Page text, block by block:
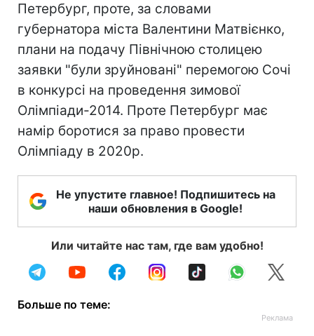
Петербург, проте, за словами
губернатора міста Валентини Матвієнко,
плани на подачу Північною столицею
заявки "були зруйновані" перемогою Сочі
в конкурсі на проведення зимової
Олімпіади-2014. Проте Петербург має
намір боротися за право провести
Олімпіаду в 2020р.
Не упустите главное! Подпишитесь на
наши обновления в Google!
Или читайте нас там, где вам удобно!
Больше по теме: